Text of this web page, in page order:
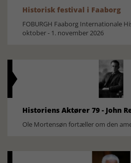
Historisk festival i Faaborg
FOBURGH Faaborg Internationale
oktober - 1. november 2026
Historiens Aktører 79 - John
Ole Mortensøn fortæller om den